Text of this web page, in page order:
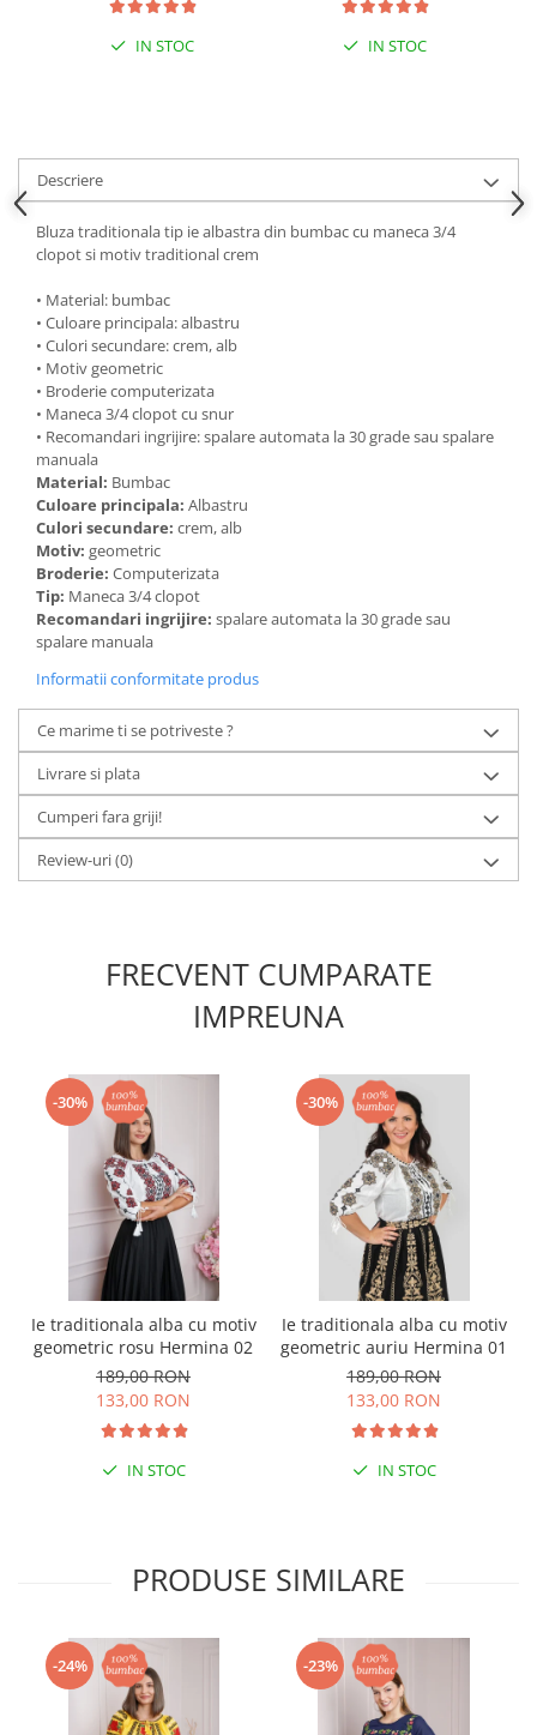
IN STOC IN STOC
Descriere
Bluza traditionala tip ie albastra din bumbac cu maneca 3/4
clopot si motiv traditional crem
• Material: bumbac
• Culoare principala: albastru
• Culori secundare: crem, alb
• Motiv geometric
• Broderie computerizata
• Maneca 3/4 clopot cu snur
• Recomandari ingrijire: spalare automata la 30 grade sau spalare
manuala
Material: Bumbac
Culoare principala: Albastru
Culori secundare: crem, alb
Motiv: geometric
Broderie: Computerizata
Tip: Maneca 3/4 clopot
Recomandari ingrijire: spalare automata la 30 grade sau
spalare manuala
Informatii conformitate produs
Ce marime ti se potriveste ?
Livrare si plata
Cumperi fara griji!
Review-uri(0)
FRECVENT CUMPARATE
IMPREUNA
-30%
Ie traditionala alba cu motiv
geometric rosu Hermina 02
189,00 RON
133,00 RON
IN STOC
-30%
Ie traditionala alba cu motiv
geometric auriu Hermina 01
189,00 RON
133,00 RON
IN STOC
PRODUSE SIMILARE
-24% -23%